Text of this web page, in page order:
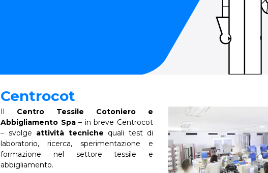
Centrocot
Il Centro Tessile Cotoniero e
Abbigliamento Spa– in breve Centrocot
– svolge attività tecniche quali test di
laboratorio, ricerca, sperimentazione e
formazione nel settore tessile e
abbigliamento.